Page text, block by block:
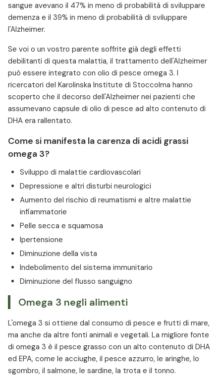
sangue avevano il 47% in meno di probabilità di sviluppare
demenza e il 39% in meno di probabilità di sviluppare
l'Alzheimer.
Se voi o un vostro parente soffrite già degli effetti
debilitanti di questa malattia, il trattamento dell'Alzheimer
può essere integrato con olio di pesce omega 3. I
ricercatori del Karolinska Institute di Stoccolma hanno
scoperto che il decorso dell'Alzheimer nei pazienti che
assumevano capsule di olio di pesce ad alto contenuto di
DHA era rallentato.
Come si manifesta la carenza di acidi grassi
omega 3?
Sviluppo di malattie cardiovascolari
Depressione e altri disturbi neurologici
Aumento del rischio di reumatismi e altre malattie
infiammatorie
Pelle secca e squamosa
Ipertensione
Diminuzione della vista
Indebolimento del sistema immunitario
Diminuzione del flusso sanguigno
Omega 3 negli alimenti
L'omega 3 si ottiene dal consumo di pesce e frutti di mare,
ma anche da altre fonti animali e vegetali. La migliore fonte
di omega 3 è il pesce grasso con un alto contenuto di DHA
ed EPA, come le acciughe, il pesce azzurro, le aringhe, lo
sgombro, il salmone, le sardine, la trota e il tonno.